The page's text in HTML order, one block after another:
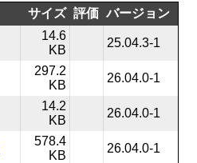
サイズ 評価 バージョン
14.6
KB
25.04.3-1
297.2
KB
26.04.0-1
14.2
KB
26.04.0-1
578.4
KB
26.04.0-1